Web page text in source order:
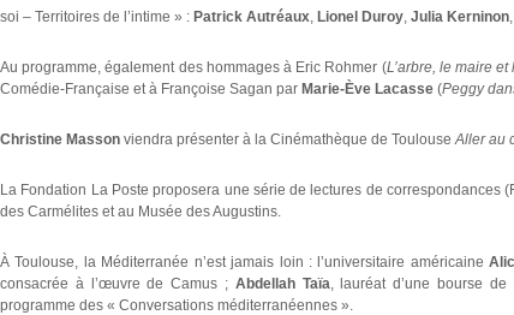
soi – Territoires de l’intime » : Patrick Autréaux Lionel Duroy Julia Kerninon
Au programme, également des hommages à Eric Rohmer (L’arbre, le maire
Comédie-Française et à Françoise Sagan par Marie-Ève Lacasse (Peggy
Christine Masson viendra présenter à la Cinémathèque de Toulouse Aller au
La Fondation La Poste proposera une série de lectures de correspondances
des Carmélites et au Musée des Augustins.
À Toulouse, la Méditerranée n’est jamais loin : l’universitaire américaine
consacrée à l’œuvre de Camus ; Abdellah Taïa , lauréat d’une bourse
programme des « Conversations méditerranéennes ».